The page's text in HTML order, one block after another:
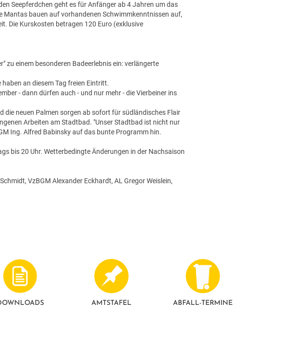
Seepferdchen geht es für Anfänger ab 4 Jahren um das
Mantas bauen auf vorhandenen Schwimmkenntnissen auf,
Die Kurskosten betragen 120 Euro (exklusive
zu einem besonderen Badeerlebnis ein: verlängerte
an diesem Tag freien Eintritt.
- dann dürfen auch - und nur mehr - die Vierbeiner ins
die neuen Palmen sorgen ab sofort für südländisches Flair
Arbeiten am Stadtbad. "Unser Stadtbad ist nicht nur
Ing. Alfred Babinsky auf das bunte Programm hin.
bis 20 Uhr. Wetterbedingte Änderungen in der Nachsaison
VzBGM Alexander Eckhardt, AL Gregor Weislein,
AMTSTAFEL ABFALL-TERMINE